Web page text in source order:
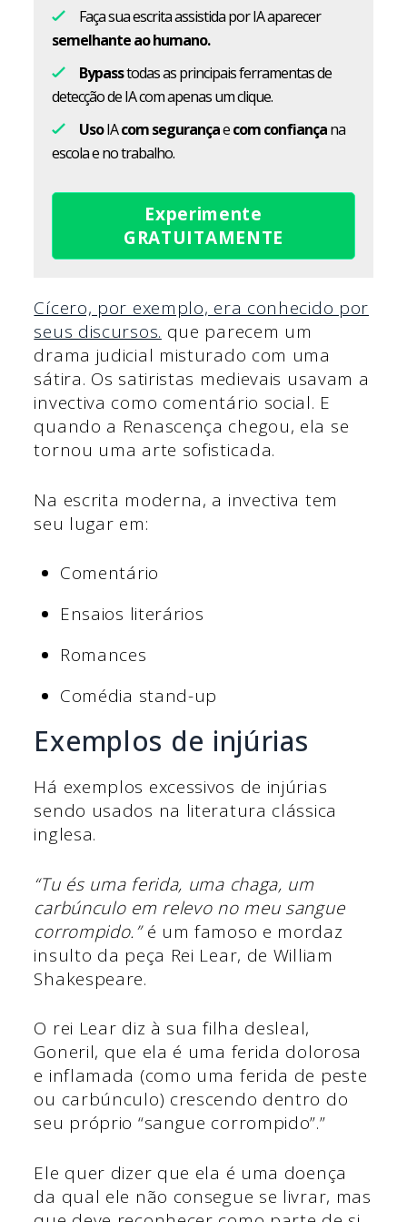
Faça sua escrita assistida por IA aparecer
semelhante ao humano.
Bypasstodas as principais ferramentas de
detecção de IA com apenas um clique.
UsoIAcom segurançaecom confiançana
escola e no trabalho.
Experimente
GRATUITAMENTE
Cícero, por exemplo, era conhecido por
seus discursos. que parecem um
drama judicial misturado com uma
sátira. Os satiristas medievais usavam a
invectiva como comentário social. E
quando a Renascença chegou, ela se
tornou uma arte sofisticada.
Na escrita moderna, a invectiva tem
seu lugar em:
Comentário
Ensaios literários
Romances
Comédia stand-up
Exemplos de injúrias
Há exemplos excessivos de injúrias
sendo usados na literatura clássica
inglesa.
“Tu és uma ferida, uma chaga, um
carbúnculo em relevo no meu sangue
corrompido.”é um famoso e mordaz
insulto da peça Rei Lear, de William
Shakespeare.
O rei Lear diz à sua filha desleal,
Goneril, que ela é uma ferida dolorosa
e inflamada (como uma ferida de peste
ou carbúnculo) crescendo dentro do
seu próprio “sangue corrompido”.”
Ele quer dizer que ela é uma doença
da qual ele não consegue se livrar, mas